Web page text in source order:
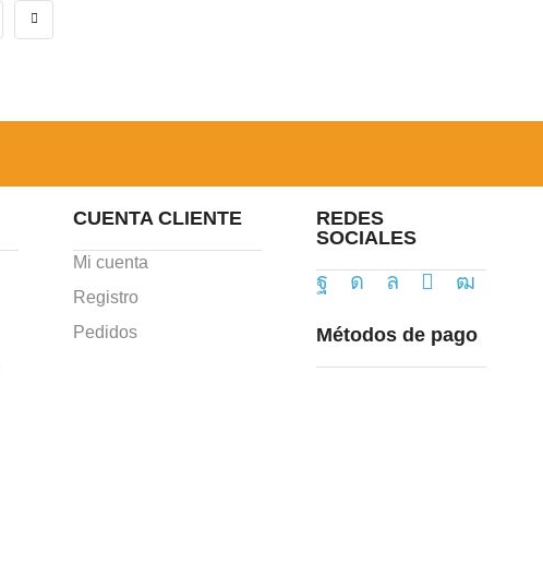
CUENTA CLIENTE
Mi cuenta
Registro
Pedidos
REDES
SOCIALES
Métodos de pago